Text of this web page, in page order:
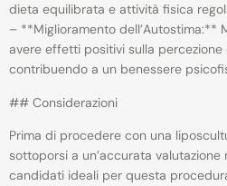
dieta equilibrata e attività fisica
– **Miglioramento dell’Autostima:**
avere effetti positivi sulla percezione
contribuendo a un benessere
## Considerazioni
Prima di procedere con una
sottoporsi a un’accurata
candidati ideali per questa